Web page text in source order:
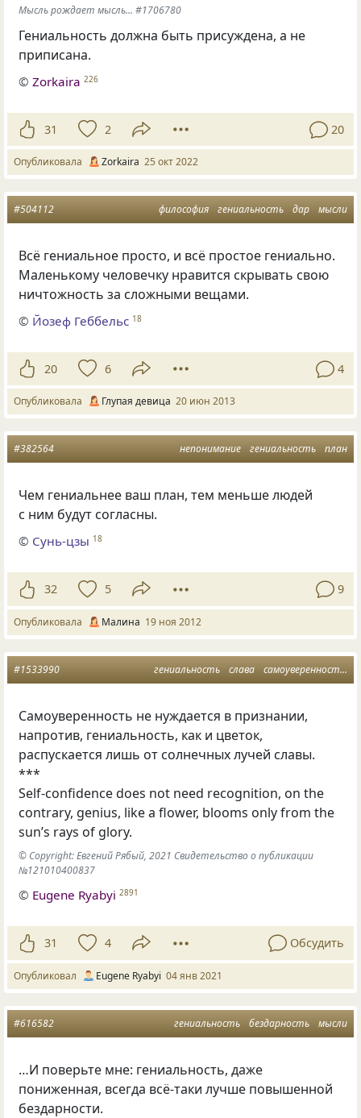
Мысль рождает мысль... #1706780
Гениальность должна быть присуждена, а не
приписана.
©Zorkaira 226
31 2 20
Опубликовала Zorkaira 25 окт 2022
философия гениальность дар мысли
#504112
Всё гениальное просто, и всё простое гениально.
Маленькому человечку нравится скрывать свою
ничтожность за сложными вещами.
© Йозеф Геббельс 18
20 6 4
Опубликовала Глупая девица 20 июн 2013
непонимание гениальность план
#382564
Чем гениальнее ваш план, тем меньше людей
с ним будут согласны.
© Сунь-цзы 18
32 5 9
Опубликовала Малина 19 ноя 2012
гениальность слава самоуверенность
#1533990
Самоуверенность не нуждается в признании,
напротив, гениальность, как и цветок,
распускается лишь от солнечных лучей славы.
***
Self-confidence does not need recognition, on the
contrary, genius, like a flower, blooms only from the
sun’s rays of glory.
© Copyright: Евгений Рябый, 2021 Свидетельство о публикации
№121010400837
© Eugene Ryabyi 2891
31 4 Обсудить
Опубликовал Eugene Ryabyi 04 янв 2021
гениальность бездарность мысли
#616582
…И поверьте мне: гениальность, даже
пониженная, всегда всё-таки лучше повышенной
бездарности.